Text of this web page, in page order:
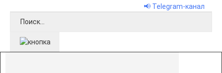
📢 Telegram-канал